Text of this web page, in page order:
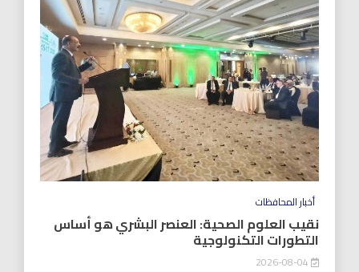
أخبار المحافظات
نقيب العلوم الصحية: العنصر البشري هو أساس
التطورات التكنولوجية